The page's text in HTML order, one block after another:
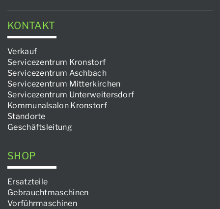
KONTAKT
Verkauf
Servicezentrum Kronstorf
Servicezentrum Aschbach
Servicezentrum Mitterkirchen
Servicezentrum Unterweitersdorf
Kommunalsalon Kronstorf
Standorte
Geschäftsleitung
SHOP
Ersatzteile
Gebrauchtmaschinen
Vorführmaschinen